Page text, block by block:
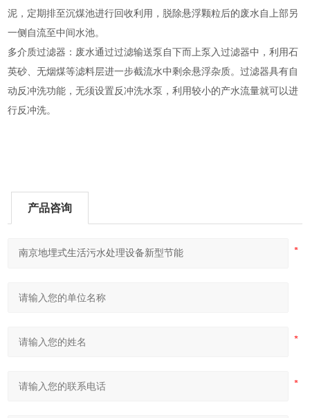
泥，定期排至沉煤池进行回收利用，脱除悬浮颗粒后的废水自上部另
一侧自流至中间水池。
多介质过滤器：废水通过过滤输送泵自下而上泵入过滤器中，利用石
英砂、无烟煤等滤料层进一步截流水中剩余悬浮杂质。过滤器具有自
动反冲洗功能，无须设置反冲洗水泵，利用较小的产水流量就可以进
行反冲洗。
产品咨询